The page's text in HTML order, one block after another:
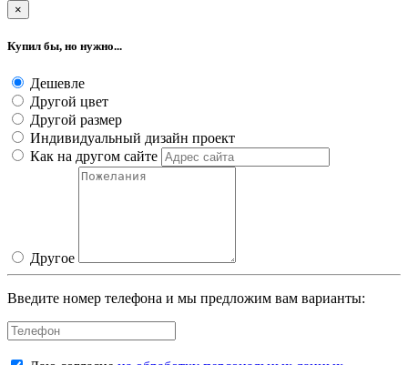
×
Купил бы, но нужно...
Дешевле
Другой цвет
Другой размер
Индивидуальный дизайн проект
Как на другом сайте
Другое
Введите номер телефона и мы предложим вам варианты: